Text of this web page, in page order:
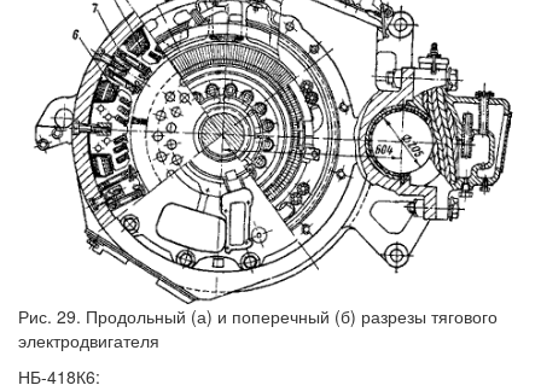
Рис. 29. Продольный (а) и поперечный (б) разрезы тягового
электродвигателя
НБ-418К6: